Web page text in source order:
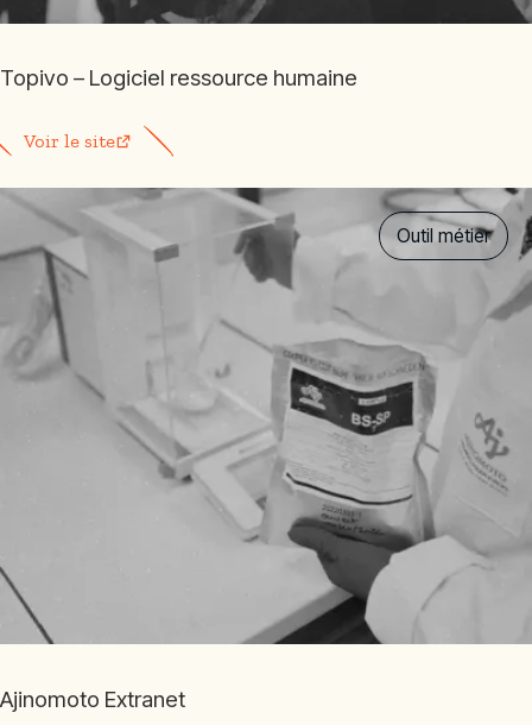
Topivo – Logiciel ressource humaine
Voir le site
Outil métier
Ajinomoto Extranet